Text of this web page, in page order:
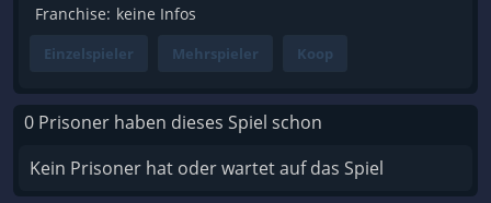
Franchise: keine Infos
Einzelspieler Mehrspieler Koop
0 Prisoner haben dieses Spiel schon
Kein Prisoner hat oder wartet auf das Spiel